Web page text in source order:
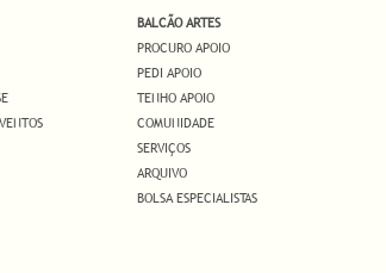
BALCÃO ARTES
PROCURO APOIO
PEDI APOIO
TENHO APOIO
COMUNIDADE
SERVIÇOS
ARQUIVO
BOLSA ESPECIALISTAS